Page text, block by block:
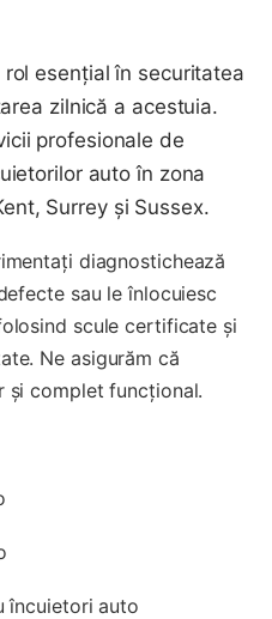
esențial în securitatea
zilnică a acestuia.
profesionale de
auto în zona
Surrey și Sussex.
diagnostichează
sau le înlocuiesc
scule certificate și
Ne asigurăm că
și complet funcțional.
încuietori auto